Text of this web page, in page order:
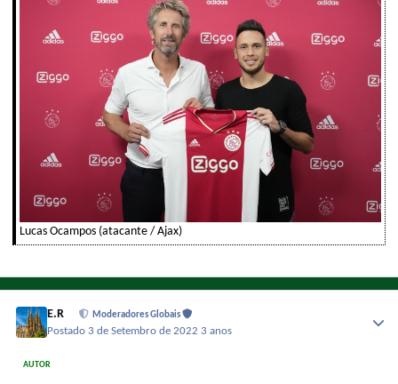
Lucas Ocampos (atacante / Ajax)
E.R Moderadores Globais
Postado 3 de Setembro de 2022 3 anos
AUTOR